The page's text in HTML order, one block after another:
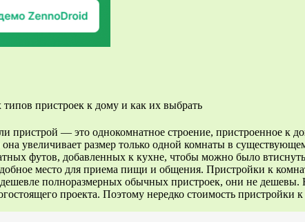
— это однокомнатное строение, пристроенное к
увеличивает размер только одной комнаты в
футов, добавленных к кухне, чтобы можно было
место для приема пищи и общения. Пристройки к
полноразмерных обычных пристроек, они не дешевы.
проекта. Поэтому нередко стоимость пристройки к